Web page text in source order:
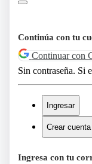
Continúa con tu
Continuar con
Sin contraseña. Si
Ingresar
Crear cuenta
Ingresa con tu